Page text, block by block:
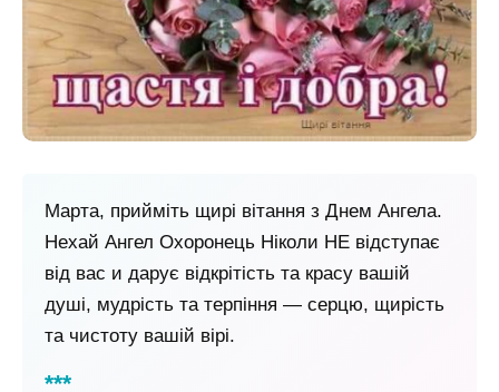
Марта, прийміть щирі вітання з Днем Ангела.
Нехай Ангел Охоронець Ніколи НЕ відступає
від вас и дарує відкрітість та красу вашій
душі, мудрість та терпіння — серцю, щирість
та чистоту вашій вірі.